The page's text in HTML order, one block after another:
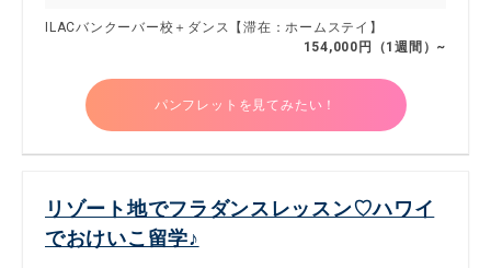
ILACバンクーバー校＋ダンス【滞在：ホームステイ】
154,000円（1週間）~
パンフレットを見てみたい！
リゾート地でフラダンスレッスン♡ハワイ
でおけいこ留学♪